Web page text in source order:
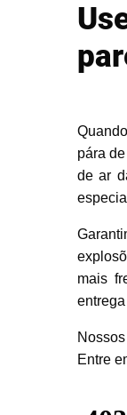
pára
de ar
mais
Entre